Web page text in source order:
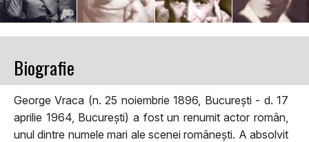
Biografie
George Vraca (n. 25 noiembrie 1896, București - d. 17
aprilie 1964, București) a fost un renumit actor român,
unul dintre numele mari ale scenei românești. A absolvit